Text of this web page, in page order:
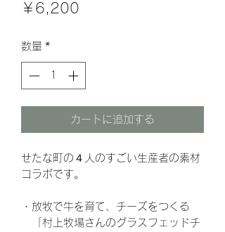
￥6,200
数量 *
カートに追加する
せたな町の４人のすごい生産者の素材
コラボです。
・放牧で牛を育て、チーズをつくる
「村上牧場さんのグラスフェッドチ